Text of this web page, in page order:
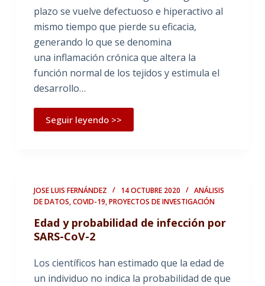
plazo se vuelve defectuoso e hiperactivo al
mismo tiempo que pierde su eficacia,
generando lo que se denomina
una inflamación crónica que altera la
función normal de los tejidos y estimula el
desarrollo…
Seguir leyendo >>
JOSE LUIS FERNÁNDEZ 14 OCTUBRE 2020
ANÁLISIS
DE DATOS,COVID-19,PROYECTOS DE INVESTIGACIÓN
Edad y probabilidad de infección por
SARS-CoV-2
Los científicos han estimado que la edad de
un individuo no indica la probabilidad de que